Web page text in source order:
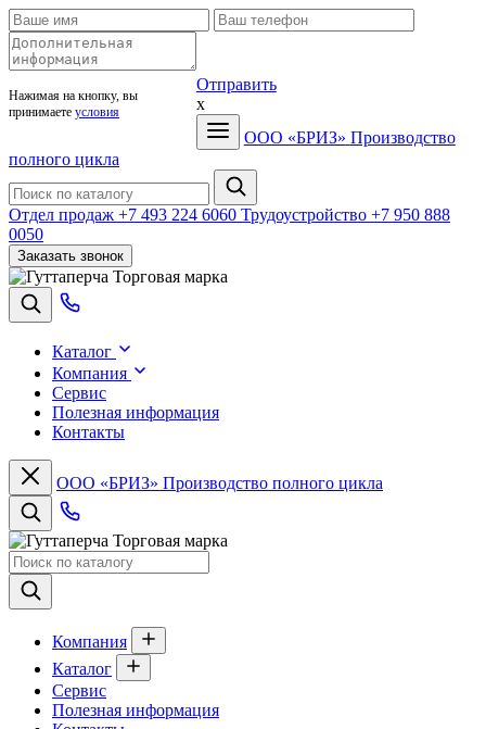
Нажимая на кнопку, вы
принимаете условия
Отправить
x
ООО «БРИЗ» Производство
полного цикла
Отдел продаж +7 493 224 6060 Трудоустройство +7 950 888
0050
Заказать звонок
Торговая марка
Каталог
Компания
Сервис
Полезная информация
Контакты
ООО «БРИЗ» Производство полного цикла
Торговая марка
Компания
Каталог
Сервис
Полезная информация